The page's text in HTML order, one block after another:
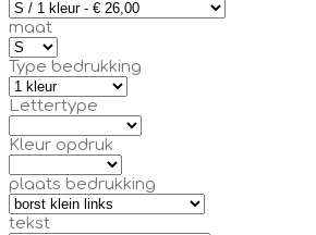
maat
Type bedrukking
Lettertype
Kleur opdruk
plaats bedrukking
tekst